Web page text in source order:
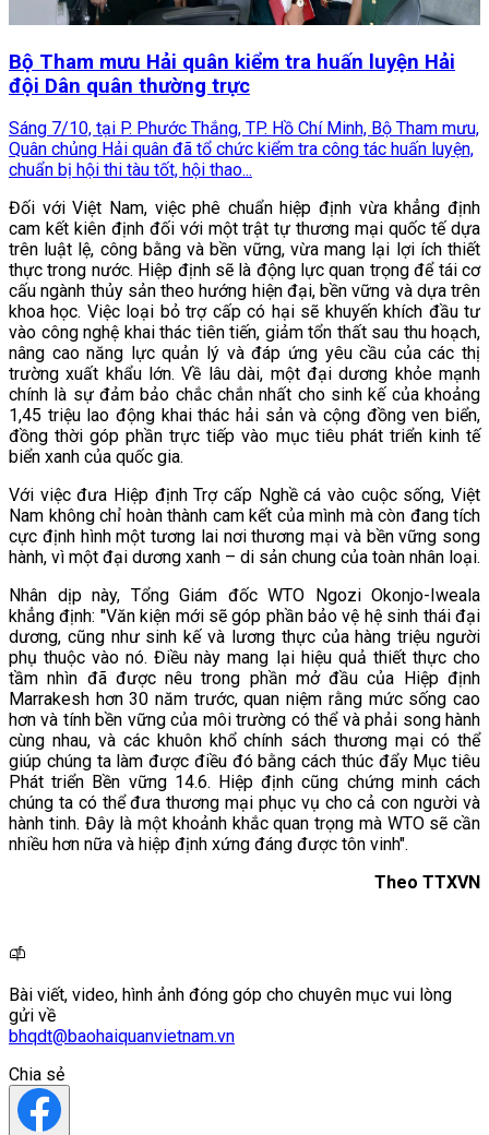
Bộ Tham mưu Hải quân kiểm tra huấn luyện Hải
đội Dân quân thường trực
Sáng 7/10, tại P. Phước Thắng, TP. Hồ Chí Minh, Bộ Tham mưu,
Quân chủng Hải quân đã tổ chức kiểm tra công tác huấn luyện,
chuẩn bị hội thi tàu tốt, hội thao...
Đối với Việt Nam, việc phê chuẩn hiệp định vừa khẳng định
cam kết kiên định đối với một trật tự thương mại quốc tế dựa
trên luật lệ, công bằng và bền vững, vừa mang lại lợi ích thiết
thực trong nước. Hiệp định sẽ là động lực quan trọng để tái cơ
cấu ngành thủy sản theo hướng hiện đại, bền vững và dựa trên
khoa học. Việc loại bỏ trợ cấp có hại sẽ khuyến khích đầu tư
vào công nghệ khai thác tiên tiến, giảm tổn thất sau thu hoạch,
nâng cao năng lực quản lý và đáp ứng yêu cầu của các thị
trường xuất khẩu lớn. Về lâu dài, một đại dương khỏe mạnh
chính là sự đảm bảo chắc chắn nhất cho sinh kế của khoảng
1,45 triệu lao động khai thác hải sản và cộng đồng ven biển,
đồng thời góp phần trực tiếp vào mục tiêu phát triển kinh tế
biển xanh của quốc gia.
Với việc đưa Hiệp định Trợ cấp Nghề cá vào cuộc sống, Việt
Nam không chỉ hoàn thành cam kết của mình mà còn đang tích
cực định hình một tương lai nơi thương mại và bền vững song
hành, vì một đại dương xanh – di sản chung của toàn nhân loại.
Nhân dịp này, Tổng Giám đốc WTO Ngozi Okonjo-Iweala
khẳng định: "Văn kiện mới sẽ góp phần bảo vệ hệ sinh thái đại
dương, cũng như sinh kế và lương thực của hàng triệu người
phụ thuộc vào nó. Điều này mang lại hiệu quả thiết thực cho
tầm nhìn đã được nêu trong phần mở đầu của Hiệp định
Marrakesh hơn 30 năm trước, quan niệm rằng mức sống cao
hơn và tính bền vững của môi trường có thể và phải song hành
cùng nhau, và các khuôn khổ chính sách thương mại có thể
giúp chúng ta làm được điều đó bằng cách thúc đẩy Mục tiêu
Phát triển Bền vững 14.6. Hiệp định cũng chứng minh cách
chúng ta có thể đưa thương mại phục vụ cho cả con người và
hành tinh. Đây là một khoảnh khắc quan trọng mà WTO sẽ cần
nhiều hơn nữa và hiệp định xứng đáng được tôn vinh".
Theo TTXVN
Bài viết, video, hình ảnh đóng góp cho chuyên mục vui lòng
gửi về
bhqdt@baohaiquanvietnam.vn
Chia sẻ